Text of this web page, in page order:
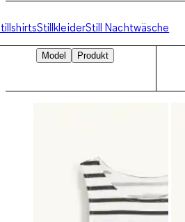
StillkleiderStill Nachtwäsche
Model
Produkt